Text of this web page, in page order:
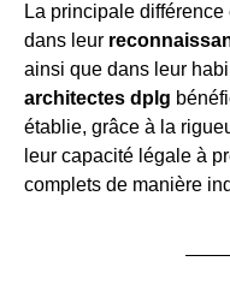
La principale
dans leur
ainsi que dans leur
architectes dplg
établie, grâce à la
leur capacité légale à
complets de manière